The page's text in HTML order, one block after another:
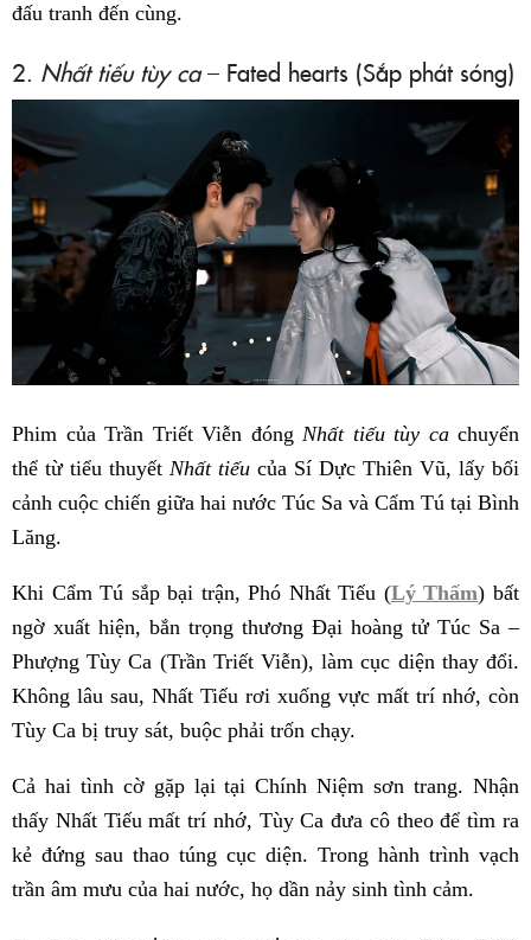
đấu tranh đến cùng.
2. Nhất tiếu tùy ca– Fated hearts (Sắp phát sóng)
Phim của Trần Triết Viễn đóng Nhất tiếu tùy cachuyển
thể từ tiểu thuyết Nhất tiếu của Sí Dực Thiên Vũ, lấy bối
cảnh cuộc chiến giữa hai nước Túc Sa và Cẩm Tú tại Bình
Lăng.
Khi Cẩm Tú sắp bại trận, Phó Nhất Tiếu (Lý Thấm) bất
ngờ xuất hiện, bắn trọng thương Đại hoàng tử Túc Sa –
Phượng Tùy Ca (Trần Triết Viễn), làm cục diện thay đổi.
Không lâu sau, Nhất Tiếu rơi xuống vực mất trí nhớ, còn
Tùy Ca bị truy sát, buộc phải trốn chạy.
Cả hai tình cờ gặp lại tại Chính Niệm sơn trang. Nhận
thấy Nhất Tiếu mất trí nhớ, Tùy Ca đưa cô theo để tìm ra
kẻ đứng sau thao túng cục diện. Trong hành trình vạch
trần âm mưu của hai nước, họ dần nảy sinh tình cảm.